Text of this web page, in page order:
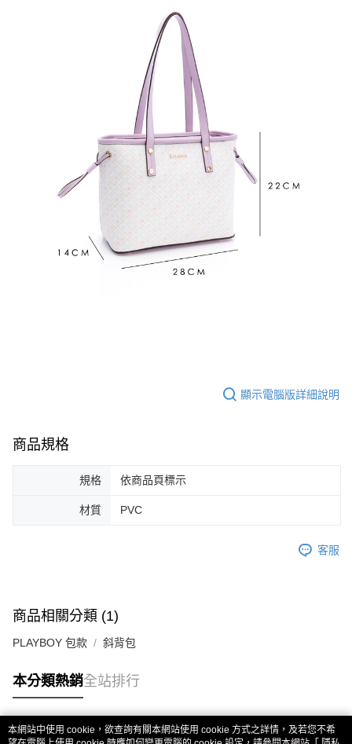
顯示電腦版詳細說明
商品規格
規格 依商品頁標示
材質 PVC
客服
商品相關分類 (1)
PLAYBOY 包款 斜背包
本分類熱銷全站排行
本網站中使用 cookie，欲查詢有關本網站使用 cookie 方式之詳情，及若您不希